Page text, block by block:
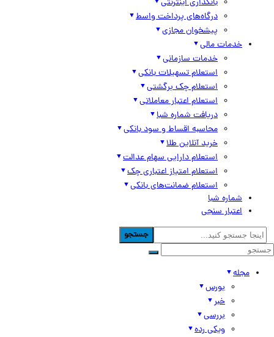
بانکداری اینترنتی
درگاه‌های پرداخت واسط
پیشخوان مجازی
خدمات مالی
خدمات سازمانی
استعلام تسهیلات بانکی
استعلام چک برگشتی
استعلام اعتبار معاملاتی
دریافت شماره شبا
محاسبه اقساط و سود بانکی
خرید آنلاین طلا
استعلام دارایی سهام عدالت
استعلام امتیاز اعتباری چک
استعلام ضمانت‌های بانکی
شماره شبا
اعتبار سنجی
جستجو
مجله
بورس
خبر
بررسی
ویکی رده